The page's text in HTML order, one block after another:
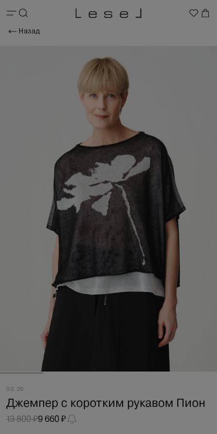
Назад
SS 26
Джемпер с коротким рукавом Пион
13 800 ₽9 660 ₽